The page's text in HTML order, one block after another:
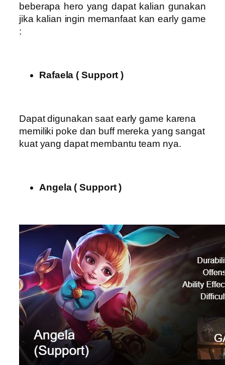
beberapa hero yang dapat kalian gunakan
jika kalian ingin memanfaat kan early game
:
Rafaela ( Support )
Dapat digunakan saat early game karena
memiliki poke dan buff mereka yang sangat
kuat yang dapat membantu team nya.
Angela ( Support )